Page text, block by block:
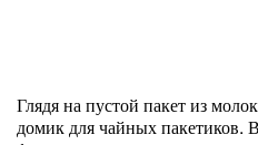
Глядя на пустой пакет из
домик для чайных пакетиков.